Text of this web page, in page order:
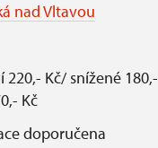
nad Vltavou
220,- Kč/ snížené 180,-
Kč
doporučena